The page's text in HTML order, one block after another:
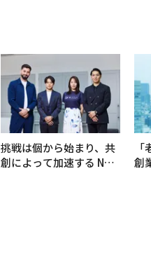
挑戦は個から始まり、共
創によって加速する NOR
創